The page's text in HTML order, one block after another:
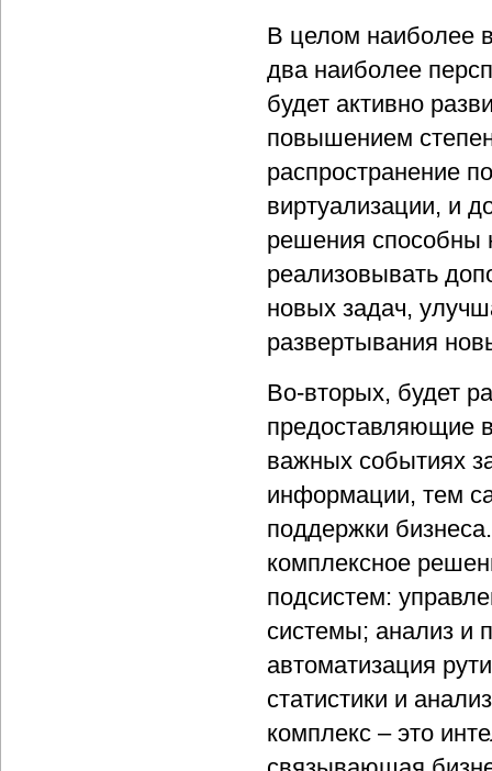
В целом наиболее
два наиболее
будет активно
повышением
распространение
виртуализации, и
решения способны
реализовывать
новых задач,
развертывания
Во-вторых, будет
предоставляющие
важных событиях
информации, тем
поддержки
комплексное
подсистем:
системы; анализ и
автоматизация
статистики и
комплекс – это